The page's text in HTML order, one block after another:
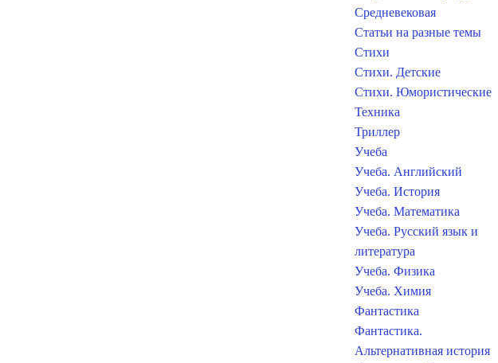
Средневековая
Статьи на разные темы
Стихи
Стихи. Детские
Стихи. Юмористические
Техника
Триллер
Учеба
Учеба. Английский
Учеба. История
Учеба. Математика
Учеба. Русский язык и
литература
Учеба. Физика
Учеба. Химия
Фантастика
Фантастика.
Альтернативная история